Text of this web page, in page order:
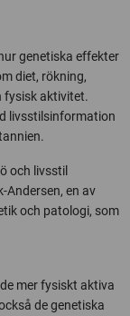
genetiska effekter
diet, rökning,
fysisk aktivitet.
livsstilsinformation
och livsstil
Andersen, en av
och patologi, som
mer fysiskt aktiva
de genetiska